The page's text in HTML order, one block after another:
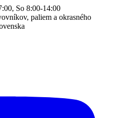
So 8:00-14:00
paliem a okrasného